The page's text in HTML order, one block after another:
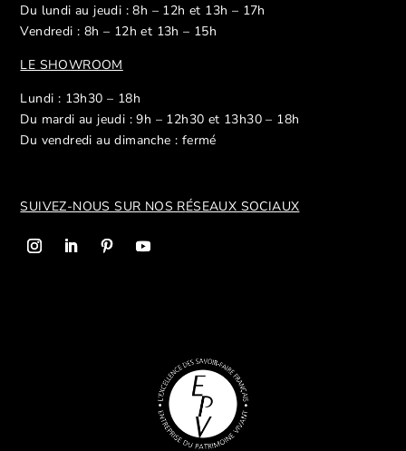
Du lundi au jeudi : 8h – 12h et 13h – 17h
Vendredi : 8h – 12h et 13h – 15h
LE SHOWROOM
Lundi : 13h30 – 18h
Du mardi au jeudi : 9h – 12h30 et 13h30 – 18h
Du vendredi au dimanche : fermé
SUIVEZ-NOUS SUR NOS RÉSEAUX SOCIAUX